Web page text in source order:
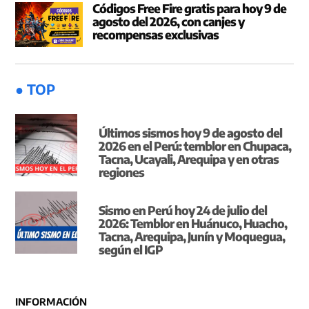
Códigos Free Fire gratis para hoy 9 de
agosto del 2026, con canjes y
recompensas exclusivas
● TOP
Últimos sismos hoy 9 de agosto del
2026 en el Perú: temblor en Chupaca,
Tacna, Ucayali, Arequipa y en otras
regiones
Sismo en Perú hoy 24 de julio del
2026: Temblor en Huánuco, Huacho,
Tacna, Arequipa, Junín y Moquegua,
según el IGP
INFORMACIÓN